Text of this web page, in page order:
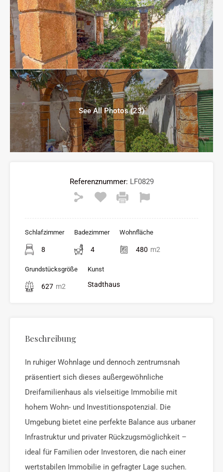
See All Photos (23)
Referenznummer: LF0829
Schlafzimmer
8
Badezimmer
4
Wohnfläche
480 m2
Grundstücksgröße
627 m2
Kunst
Stadthaus
Beschreibung
In ruhiger Wohnlage und dennoch zentrumsnah
präsentiert sich dieses außergewöhnliche
Dreifamilienhaus als vielseitige Immobilie mit
hohem Wohn- und Investitionspotenzial. Die
Umgebung bietet eine perfekte Balance aus urbaner
Infrastruktur und privater Rückzugsmöglichkeit –
ideal für Familien oder Investoren, die nach einer
wertstabilen Immobilie in gefragter Lage suchen.